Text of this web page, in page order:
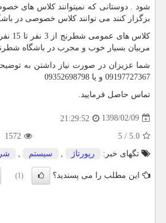
شود . دوستانی که نمیتوانند کلاس های
بزگزار کنند می توانند کلاس خصوصی در
کلاس
مربیان بسیار خوب و مجرب در باشگاه
شما عزیزان در صورت نیاز داشتن به
09197727367 و یا 09352698798
تماس حاصل فرمایید.
1398/02/09
21:29:52
5.0
/
5
1572
تگهای خبر:
رپورتاژ سیستم
این مطلب را می پسندید؟ (1)